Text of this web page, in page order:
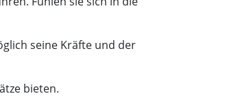
seine Kräfte und der
bieten.